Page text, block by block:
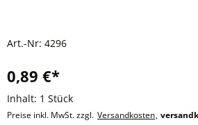
Art.-Nr: 4296
0,89 €*
Inhalt: 1 Stück
Preise inkl. MwSt. zzgl. Versandkosten,